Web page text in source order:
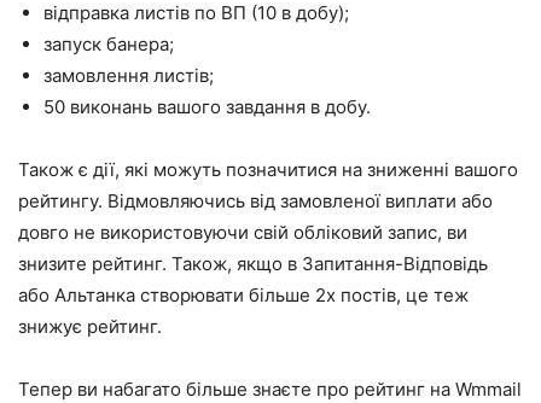
відправка листів по ВП (10 в добу);
запуск банера;
замовлення листів;
50 виконань вашого завдання в добу.
Також є дії, які можуть позначитися на зниженні вашого
рейтингу. Відмовляючись від замовленої виплати або
довго не використовуючи свій обліковий запис, ви
знизите рейтинг. Також, якщо в Запитання-Відповідь
або Альтанка створювати більше 2х постів, це теж
знижує рейтинг.
Тепер ви набагато більше знаєте про рейтинг на Wmmail